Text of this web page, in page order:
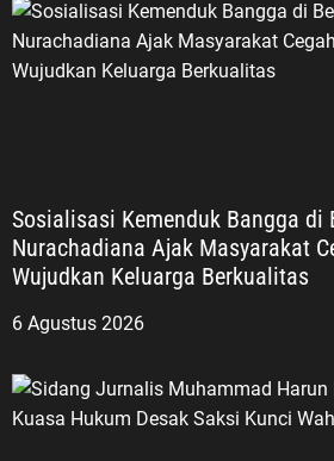
Sosialisasi Kemenduk Bangga di
Nurachadiana Ajak Masyarakat
Wujudkan Keluarga Berkualitas
6 Agustus 2026